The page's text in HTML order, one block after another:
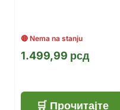
1.499,99 рсд
Прочитајте